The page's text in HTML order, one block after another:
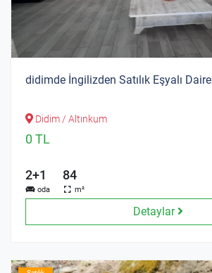
didimde İngilizden Satılık Eşyalı Daire
Didim / Altınkum
0 TL
2+1
oda
84
m²
Detaylar